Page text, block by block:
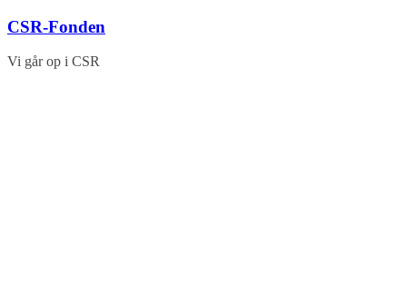
Skip
content
CSR-Fonden
Vi går op i CSR